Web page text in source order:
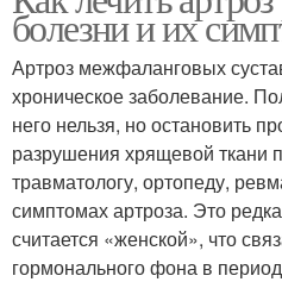
болезни и их
Артроз межфаланговых
хроническое заболевание.
него нельзя, но остановить
разрушения хрящевой ткани
травматологу, ортопеду,
симптомах артроза. Это
считается «женской», что
гормонального фона в